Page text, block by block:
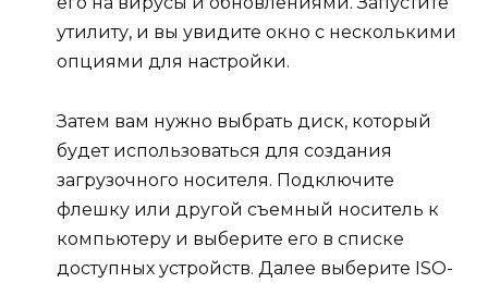
утилиту, и вы увидите окно с несколькими
опциями для настройки.
Затем вам нужно выбрать диск, который
будет использоваться для создания
загрузочного носителя. Подключите
флешку или другой съемный носитель к
компьютеру и выберите его в списке
доступных устройств. Далее выберите ISO-